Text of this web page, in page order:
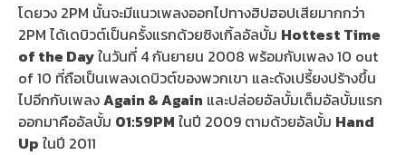
โดยวง 2PM นั้นจะมีแนวเพลงออกไปทางฮิปฮอปเสียมากกว่า
2PM ได้เดบิวต์เป็นครั้งแรกด้วยซิงเกิ้ลอัลบั้ม Hottest Time
of the Dayในวันที่ 4 กันยายน 2008 พร้อมกับเพลง 10 out
of 10 ที่ถือเป็นเพลงเดบิวต์ของพวกเขา และดังเปรี้ยงปร้างขึ้น
ไปอีกกับเพลงAgain & Again และปล่อยอัลบั้มเต็มอัลบั้มแรก
ออกมาคืออัลบั้ม 01:59PM ในปี 2009 ตามด้วยอัลบั้ม Hand
Up ในปี 2011